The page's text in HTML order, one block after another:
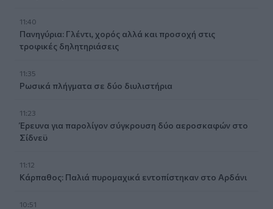
11:40
Πανηγύρια: Γλέντι, χορός αλλά και προσοχή στις
τροφικές δηλητηριάσεις
11:35
Ρωσικά πλήγματα σε δύο διυλιστήρια
11:23
Έρευνα για παρολίγον σύγκρουση δύο αεροσκαφών στο
Σίδνεϋ
11:12
Κάρπαθος: Παλιά πυρομαχικά εντοπίστηκαν στο Αρδάνι
10:51